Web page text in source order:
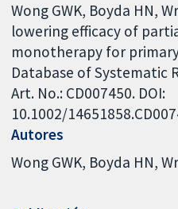
Wong GWK, Boyda HN,
lowering efficacy of
monotherapy for
Database of Systematic
Art. No.: CD007450. DOI:
10.1002/
Autores
Wong GWK Boyda HN